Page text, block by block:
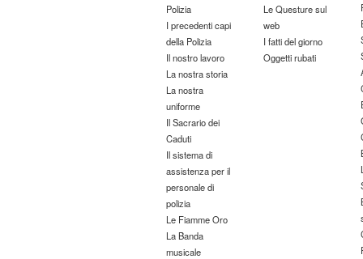
Polizia
I precedenti capi
della Polizia
Il nostro lavoro
La nostra storia
La nostra
uniforme
Il Sacrario dei
Caduti
Il sistema di
assistenza per il
personale di
polizia
Le Fiamme Oro
La Banda
musicale
Le Questure sul
web
I fatti del giorno
Oggetti rubati